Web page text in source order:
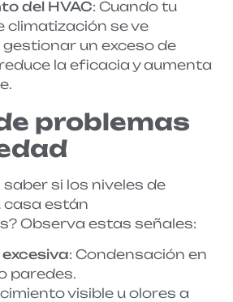
del HVAC: Cuando tu
climatización se ve
un exceso de
la eficacia y aumenta
problemas
si los niveles de
casa están
Observa estas señales:
: Condensación en
paredes.
visible u olores a